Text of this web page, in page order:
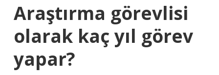
Araştırma görevlisi
olarak kaç yıl görev
yapar?